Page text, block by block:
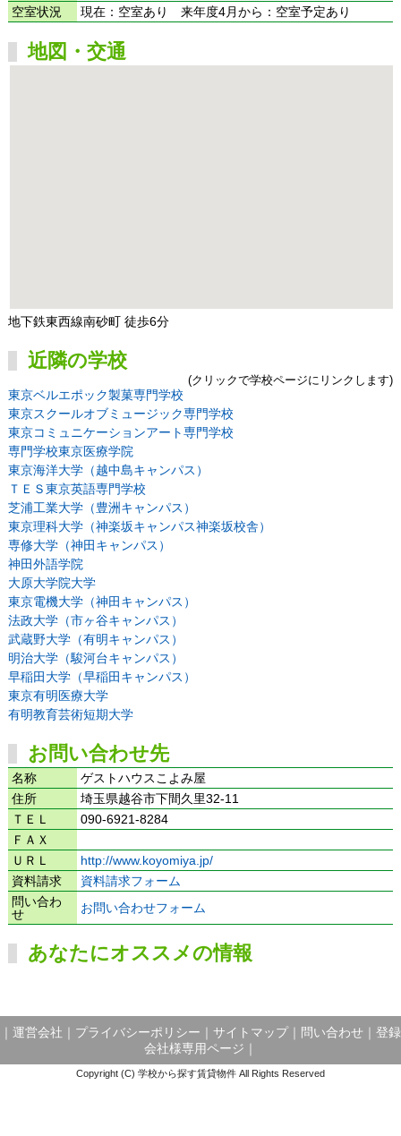
空室状況
現在：空室あり 来年度4月から：空室予定あり
地図・交通
地下鉄東西線南砂町 徒歩6分
近隣の学校
(クリックで学校ページにリンクします)
東京ベルエポック製菓専門学校
東京スクールオブミュージック専門学校
東京コミュニケーションアート専門学校
専門学校東京医療学院
東京海洋大学（越中島キャンパス）
ＴＥＳ東京英語専門学校
芝浦工業大学（豊洲キャンパス）
東京理科大学（神楽坂キャンパス神楽坂校舎）
専修大学（神田キャンパス）
神田外語学院
大原大学院大学
東京電機大学（神田キャンパス）
法政大学（市ヶ谷キャンパス）
武蔵野大学（有明キャンパス）
明治大学（駿河台キャンパス）
早稲田大学（早稲田キャンパス）
東京有明医療大学
有明教育芸術短期大学
お問い合わせ先
名称
ゲストハウスこよみ屋
住所
埼玉県越谷市下間久里32-11
ＴＥＬ
090-6921-8284
ＦＡＸ
ＵＲＬ
http://www.koyomiya.jp/
資料請求
資料請求フォーム
問い合わ
せ
お問い合わせフォーム
あなたにオススメの情報
運営会社 プライバシーポリシー サイトマップ｜ 問い合わせ
登録
会社様専用ページ
Copyright (C) 学校から探す賃貸物件 All Rights Reserved